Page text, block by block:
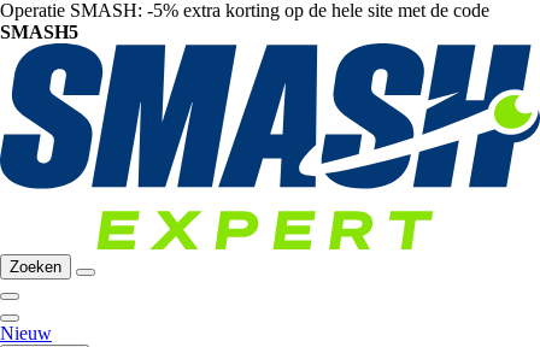
Operatie SMASH: -5% extra korting op de hele site met de code
SMASH5
Zoeken
Nieuw